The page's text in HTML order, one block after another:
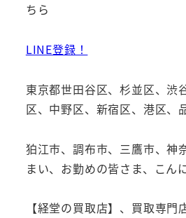
ちら
LINE登録！
東京都世田谷区、杉並区、渋
区、中野区、新宿区、港区、
狛江市、調布市、三鷹市、神
まい、お勤めの皆さま、こん
【経堂の買取店】、買取専門